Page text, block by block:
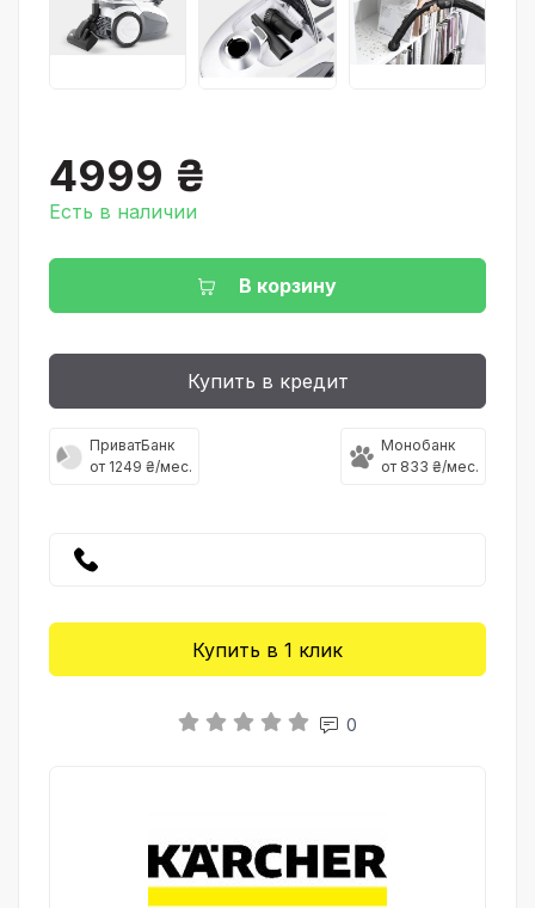
4999 ₴
Есть в наличии
В корзину
Купить в кредит
ПриватБанк
от 1249 ₴/мес.
Монобанк
от 833 ₴/мес.
Купить в 1 клик
0